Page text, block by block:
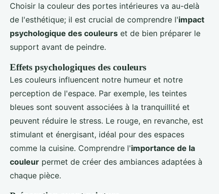
Choisir la couleur des portes intérieures va au-delà
de l'esthétique; il est crucial de comprendre l'impact
psychologique des couleurs et de bien préparer le
support avant de peindre.
Effets psychologiques des couleurs
Les couleurs influencent notre humeur et notre
perception de l'espace. Par exemple, les teintes
bleues sont souvent associées à la tranquillité et
peuvent réduire le stress. Le rouge, en revanche, est
stimulant et énergisant, idéal pour des espaces
comme la cuisine. Comprendre l'importance de la
couleur permet de créer des ambiances adaptées à
chaque pièce.